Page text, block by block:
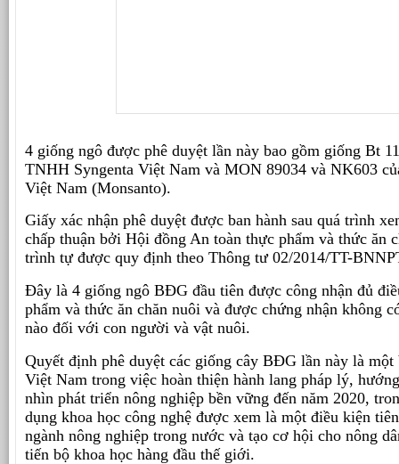
4 giống ngô được phê duyệt lần này bao gồm giống Bt
TNHH Syngenta Việt Nam và MON 89034 và NK603
Việt Nam (Monsanto).
Giấy xác nhận phê duyệt được ban hành sau quá trình
chấp thuận bởi Hội đồng An toàn thực phẩm và thức ăn
trình tự được quy định theo Thông tư 02/2014/TT-
Đây là 4 giống ngô BĐG đầu tiên được công nhận đủ
phẩm và thức ăn chăn nuôi và được chứng nhận không
nào đối với con người và vật nuôi.
Quyết định phê duyệt các giống cây BĐG lần này là
Việt Nam trong việc hoàn thiện hành lang pháp lý,
nhìn phát triển nông nghiệp bền vững đến năm 2020,
dụng khoa học công nghệ được xem là một điều kiện
ngành nông nghiệp trong nước và tạo cơ hội cho nông
tiến bộ khoa học hàng đầu thế giới.